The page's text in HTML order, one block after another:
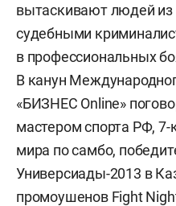
вытаскивают людей из
судебными
в профессиональных
В канун
«БИЗНЕС Online»
мастером спорта РФ,
мира по самбо,
Универсиады-2013 в
промоушенов Fight